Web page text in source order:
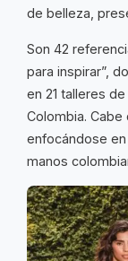
de belleza,
Son 42
para inspirar”,
en 21 talleres
Colombia. Cabe
enfocándose
manos